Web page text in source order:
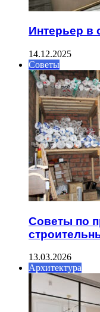
Интерьер в
14.12.2025
Советы
Советы по
13.03.2026
Архитектура